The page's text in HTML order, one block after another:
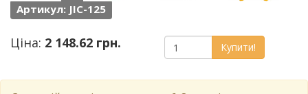
Артикул: JIC-125
Ціна: 2 148.62 грн. Купити!